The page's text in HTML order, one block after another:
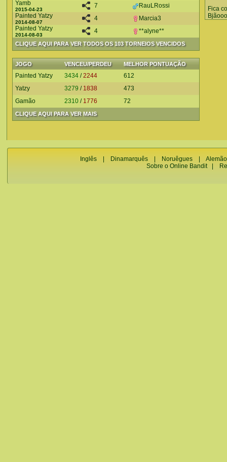
CLIQUE AQUI PARA VER TODOS OS 103 TORNEIOS VENCIDOS
Yamb
2015-04-23
7
RauLRossi
Painted Yatzy
2014-08-07
4
Marcia3
Painted Yatzy
2014-08-03
4 **alyne**
JOGO VENCEU/PERDEU MELHOR PONTUAÇÃO
CLIQUE AQUI PARA VER MAIS
Painted Yatzy 3434 /2244
612
Yatzy
3279 / 1838
473
Gamão
2310 / 1776 72
Fica
Inglês Dinamarquês Noruêgues
Alemão
Sobre o Online Bandit|